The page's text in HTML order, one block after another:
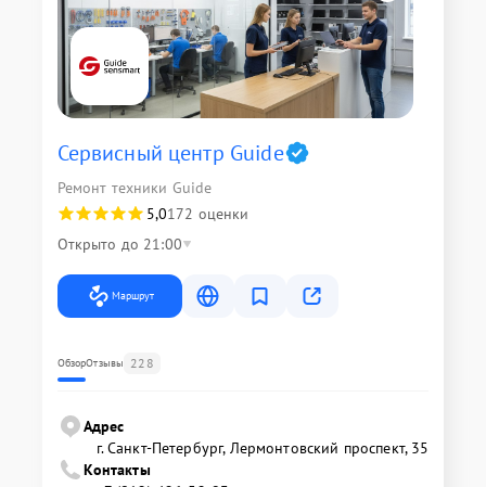
Сервисный центр Guide
Ремонт техники Guide
5,0172 оценки
Открыто до 21:00
Маршрут
ОбзорОтзывы 228
Адрес
г. Санкт-Петербург, Лермонтовский проспект, 35
Контакты